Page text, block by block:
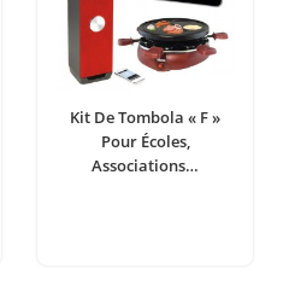
Kit De Tombola « F »
Pour Écoles,
Associations…